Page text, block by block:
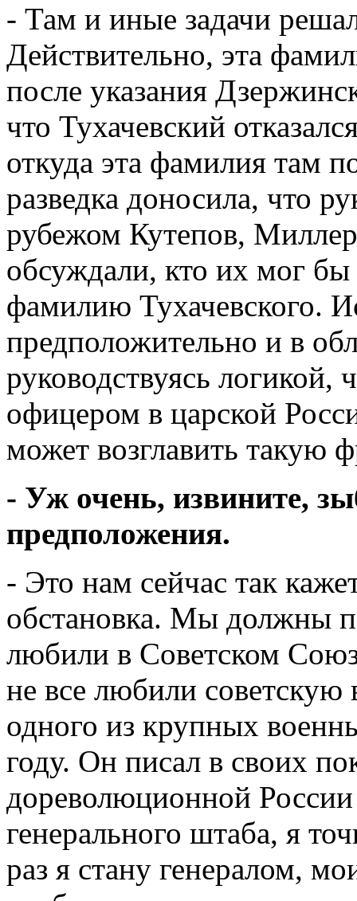
- Там и иные задачи
Действительно, эта
после указания
что Тухачевский
откуда эта фамилия там
разведка доносила, что
рубежом Кутепов,
обсуждали, кто их мог
фамилию Тухачевского.
предположительно и в
руководствуясь логикой,
офицером в царской
может возглавить такую
- Уж очень, извините,
предположения.
- Это нам сейчас так
обстановка. Мы должны
любили в Советском
не все любили советскую
одного из крупных
году. Он писал в своих
дореволюционной
генерального штаба, я
раз я стану генералом,